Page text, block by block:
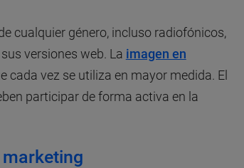
cualquier género, incluso radiofónicos,
versiones web. La imagen en
cada vez se utiliza en mayor medida. El
participar de forma activa en la